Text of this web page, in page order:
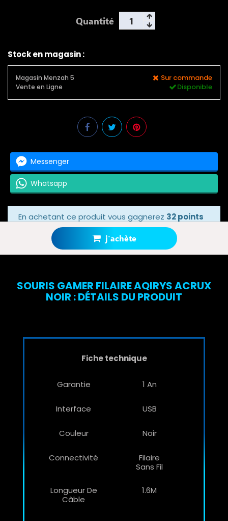
Quantité
j'achète
Stock en magasin :
Magasin Menzah 5 Sur commande
Vente en Ligne Disponible
Messenger
Whatsapp
En achetant ce produit vous gagnerez 32 points
grâce à notre programme de fidélité.
Votre panier totalisera32 points bonus
SOURIS GAMER FILAIRE AQIRYS ACRUX
NOIR : DÉTAILS DU PRODUIT
Fiche technique
Garantie 1 An
Interface USB
Couleur Noir
Connectivité
Filaire
Sans Fil
Longueur De
Câble
1.6M